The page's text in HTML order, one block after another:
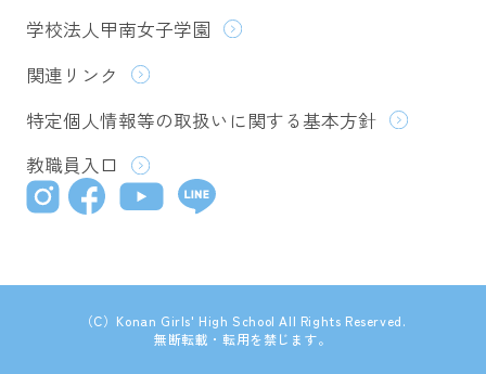
学校法人甲南女子学園
関連リンク
特定個人情報等の取扱いに関する基本方針
教職員入口
（C）Konan Girls' High School All Rights Reserved.
無断転載・転用を禁じます。